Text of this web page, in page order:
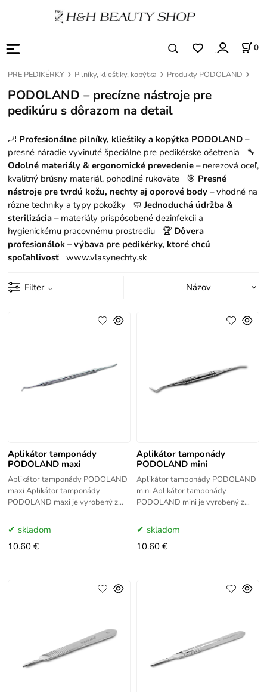
0
PRE PEDIKÉRKY Pilníky, klieštiky, kopýtka Produkty PODOLAND
PODOLAND – precízne nástroje pre
pedikúru s dôrazom na detail
🦶 Profesionálne pilníky, klieštiky a kopýtka PODOLAND –
presné náradie vyvinuté špeciálne pre pedikérske ošetrenia 🔧
Odolné materiály & ergonomické prevedenie – nerezová oceľ,
kvalitný brúsny materiál, pohodlné rukoväte 🎯 Presné
nástroje pre tvrdú kožu, nechty aj oporové body – vhodné na
rôzne techniky a typy pokožky 🧼Jednoduchá údržba &
sterilizácia – materiály prispôsobené dezinfekcii a
hygienickému pracovnému prostrediu 🏆 Dôvera
profesionálok – výbava pre pedikérky, ktoré chcú
spoľahlivosťwww.vlasynechty.sk
Filter
Aplikátor tamponády
PODOLAND maxi
Aplikátor tamponády PODOLAND
maxi Aplikátor tamponády
PODOLAND maxi je vyrobený z
ocele. Aplikátor tamponády
PODOLAND má
skladom
10.60 €
Aplikátor tamponády
PODOLAND mini
Aplikátor tamponády PODOLAND
mini Aplikátor tamponády
PODOLAND mini je vyrobený z
ocele. Aplikátor tamponády
PODOLAND má
skladom
10.60 €